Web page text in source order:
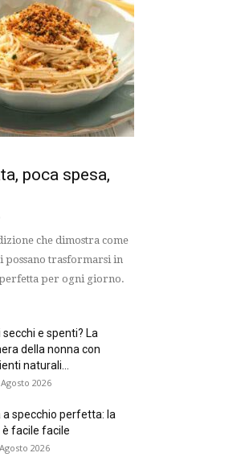
poca spesa,
che dimostra come
trasformarsi in
per ogni giorno.
secchi e spenti? La
della nonna con
naturali...
2026
a specchio perfetta: la
facile facile
2026